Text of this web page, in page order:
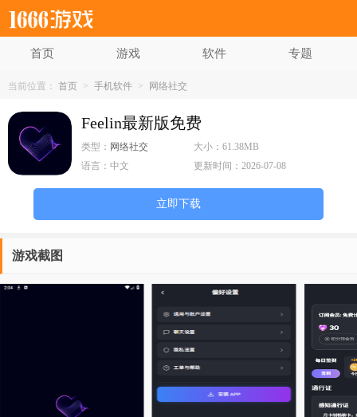
首页 游戏 软件 专题
当前位置： 首页 > 手机软件 > 网络社交
Feelin最新版免费
类型： 网络社交 大小：61.38MB
语言： 中文 更新时间：2026-07-08
立即下载
游戏截图